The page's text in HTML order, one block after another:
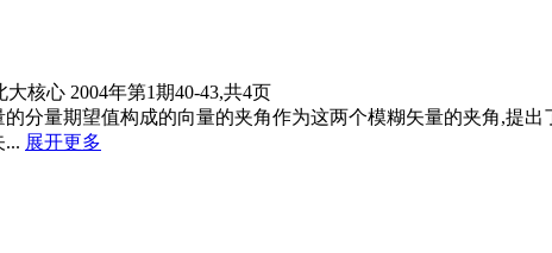
大核心 2004年第1期40-43,共4页
分量期望值构成的向量的夹角作为这两个模糊矢量的夹角,提
... 展开更多